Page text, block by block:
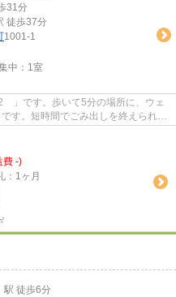
31分
徒歩37分
1001-1
中： 1室
」です。歩いて5分の場所に、ウェ
す。短時間でごみ出しを終えられる
費 -)
：1ヶ月
駅 徒歩6分